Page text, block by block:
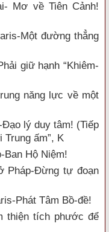
Mơ về Tiên Cảnh!
Một đường thẳng
giữ hạnh “Khiêm-
năng lực về một
lý duy tâm! (Tiếp
ấm”, K
Ban Hộ Niệm!
Pháp-Đừng tự đoạn
Phát Tâm Bồ-đề!
thiện tích phước để